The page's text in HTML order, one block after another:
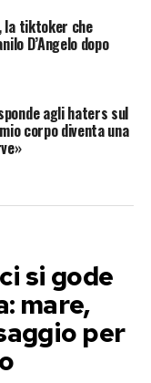
la tiktoker che
D’Angelo dopo
agli haters sul
corpo diventa una
si gode
mare,
per